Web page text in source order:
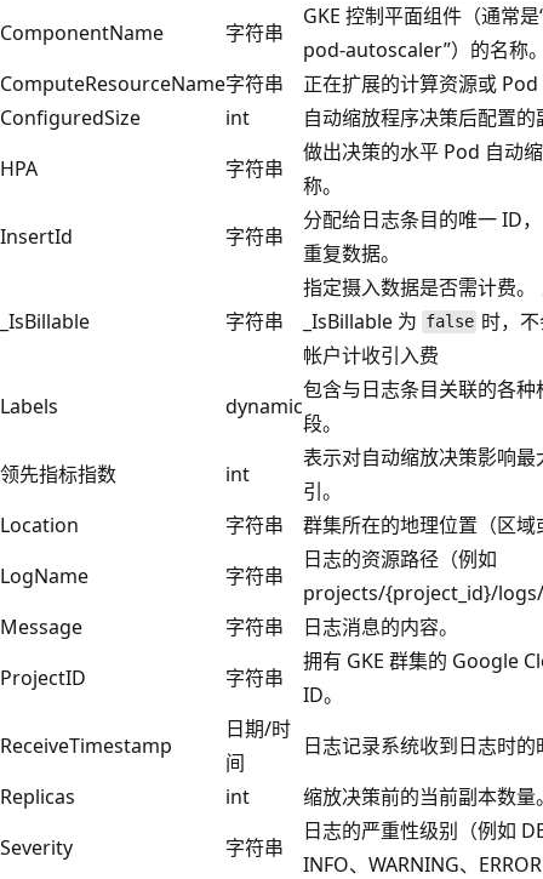
ComponentName
字符串
GKE 控制平面组件（通常
pod-autoscaler”）的名称
ComputeResourceName字符串
正在扩展的计算资源或
ConfiguredSize
int
自动缩放程序决策后配置的
HPA
字符串
做出决策的水平 Pod 自动
称。
InsertId
字符串
分配给日志条目的唯一 ID
重复数据。
_IsBillable 字符串
指定摄入数据是否需计费。
_IsBillable 为 false 时，
帐户计收引入费
Labels
dynamic
包含与日志条目关联的各种
段。
领先指标指数
int
表示对自动缩放决策影响最
引。
Location
字符串
群集所在的地理位置（区域
LogName
字符串
日志的资源路径（例如
projects/{project_id}/
Message
字符串
日志消息的内容。
ProjectID
字符串
拥有 GKE 群集的 Google
ID。
ReceiveTimestamp
日期/时
间
日志记录系统收到日志时的
Replicas
int
缩放决策前的当前副本数量
Severity
字符串
日志的严重性级别（例如
INFO、WARNING、